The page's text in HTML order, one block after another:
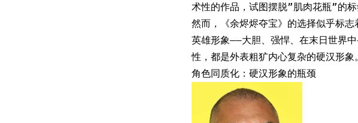
术性的作品，试图摆脱”肌肉花瓶”的
然而，《余烬烬夺宝》的选择似乎标
英雄形象——大胆、强悍、在末日世界
性，都是外表粗犷内心复杂的硬汉形象。
角色同质化：硬汉形象的瓶颈